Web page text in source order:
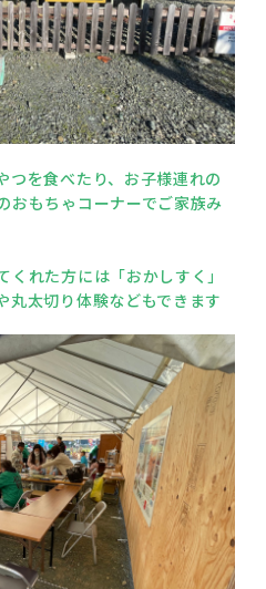
つを食べたり、お子様連れの
おもちゃコーナーでご家族み
れた方には「おかしすく」
丸太切り体験などもできます